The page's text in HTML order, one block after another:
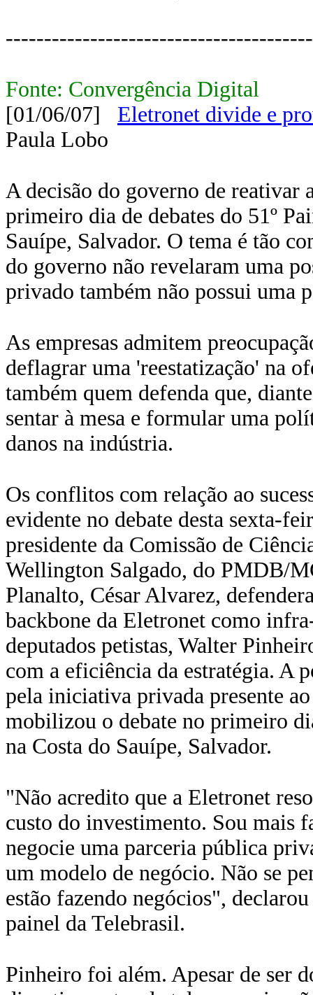
Fonte: Convergência Digital
[01/06/07] Eletronet divide e
Paula Lobo
A decisão do governo de reativar
primeiro dia de debates do 51º
Sauípe, Salvador. O tema é tão
do governo não revelaram uma
privado também não possui uma
As empresas admitem
deflagrar uma 'reestatização' na
também quem defenda que,
sentar à mesa e formular uma
danos na indústria.
Os conflitos com relação ao
evidente no debate desta sexta-
presidente da Comissão de
Wellington Salgado, do PMDB/
Planalto, César Alvarez,
backbone da Eletronet como
deputados petistas, Walter
com a eficiência da estratégia. A
pela iniciativa privada presente
mobilizou o debate no primeiro
na Costa do Sauípe, Salvador.
"Não acredito que a Eletronet
custo do investimento. Sou mais
negocie uma parceria pública
um modelo de negócio. Não se
estão fazendo negócios",
painel da Telebrasil.
Pinheiro foi além. Apesar de ser